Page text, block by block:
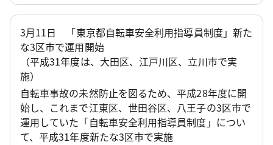
3月11日 「東京都自転車安全利用指導員制度」新た
な3区市で運用開始
（平成31年度は、大田区、江戸川区、立川市で実
施）
自転車事故の未然防止を図るため、平成28年度に開
始し、これまで江東区、世田谷区、八王子の3区市で
運用していた「自転車安全利用指導員制度」につい
て、平成31年度新たな3区市で実施